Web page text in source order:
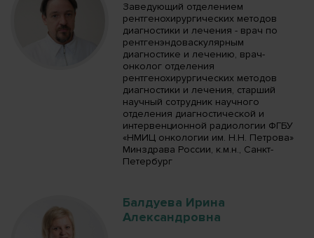
Заведующий отделением
рентгенохирургических методов
диагностики и лечения - врач по
рентгенэндоваскулярным
диагностике и лечению, врач-
онколог отделения
рентгенохирургических методов
диагностики и лечения, старший
научный сотрудник научного
отделения диагностической и
интервенционной радиологии ФГБУ
«НМИЦ онкологии им. Н.Н. Петрова»
Минздрава России, к.м.н., Санкт-
Петербург
Балдуева Ирина
Александровна